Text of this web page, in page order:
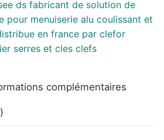
complémentaires